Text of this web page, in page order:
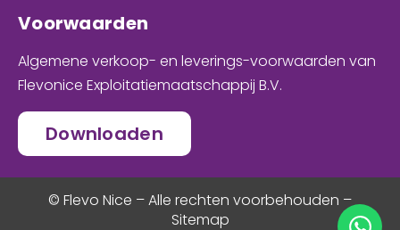
Voorwaarden
Algemene verkoop- en leverings-voorwaarden van
Flevonice Exploitatiemaatschappij B.V.
Downloaden
© Flevo Nice – Alle rechten voorbehouden –
Sitemap